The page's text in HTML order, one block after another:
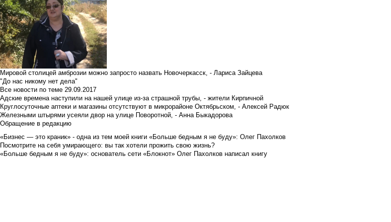
Мировой столицей амброзии можно запросто назвать Новочеркасск, - Лариса Зайцева
"До нас никому нет дела"
Все новости по теме 29.09.2017
Адские времена наступили на нашей улице из-за страшной трубы, - жители Кирпичной
Круглосуточные аптеки и магазины отсутствуют в микрорайоне Октябрьском, - Алексей Радюк
Железными штырями усеяли двор на улице Поворотной, - Анна Быкадорова
Обращение в редакцию
«Бизнес — это краник» - одна из тем моей книги «Больше бедным я не буду»: Олег Пахолков
Посмотрите на себя умирающего: вы так хотели прожить свою жизнь?
«Больше бедным я не буду»: основатель сети «Блокнот» Олег Пахолков написал книгу